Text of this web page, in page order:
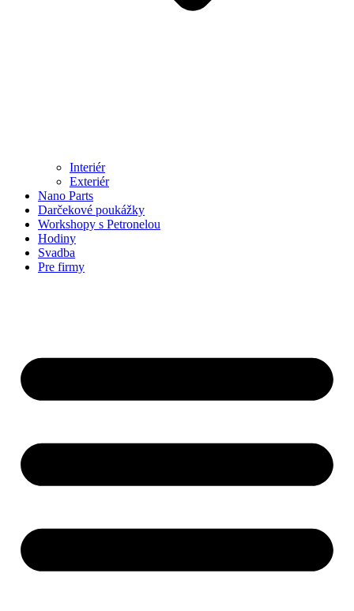
Interiér
Exteriér
Nano Parts
Darčekové poukážky
Workshopy s Petronelou
Hodiny
Svadba
Pre firmy